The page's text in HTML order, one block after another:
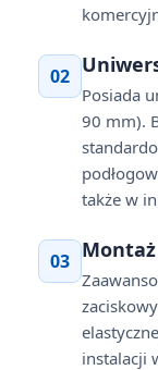
02
Posiada
90 mm).
także w
03
instalacji